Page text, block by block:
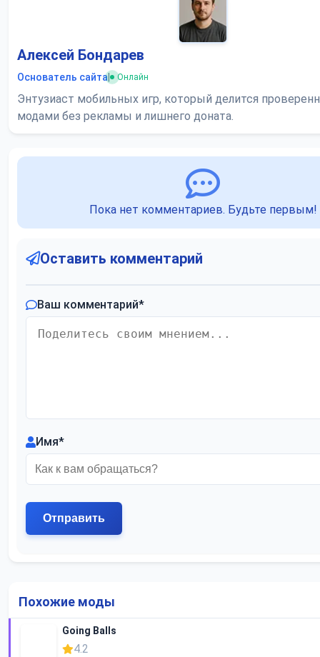
Алексей Бондарев
Основатель сайта Онлайн
Энтузиаст мобильных игр, который делится
модами без рекламы и лишнего доната.
Пока нет комментариев. Будьте первым!
Оставить комментарий
Ваш комментарий*
Имя*
Похожие моды
Going Balls
4.2